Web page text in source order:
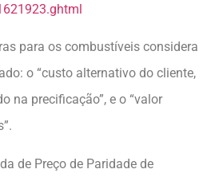
para os combustíveis considera
o “custo alternativo do cliente,
na precificação”, e o “valor
de Preço de Paridade de